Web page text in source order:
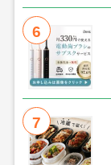
6
7